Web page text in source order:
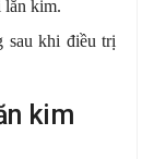
lăn kim.
sau khi điều trị
kim